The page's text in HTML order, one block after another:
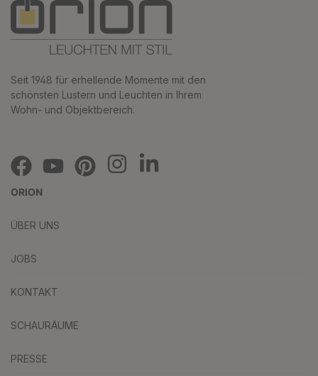
Seit 1948 für erhellende Momente mit den
schönsten Lustern und Leuchten in Ihrem
Wohn- und Objektbereich.
ORION
ÜBER UNS
JOBS
KONTAKT
SCHAURÄUME
PRESSE